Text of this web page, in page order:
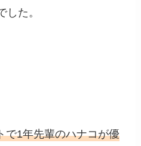
した。
で1年先輩のハナコが優